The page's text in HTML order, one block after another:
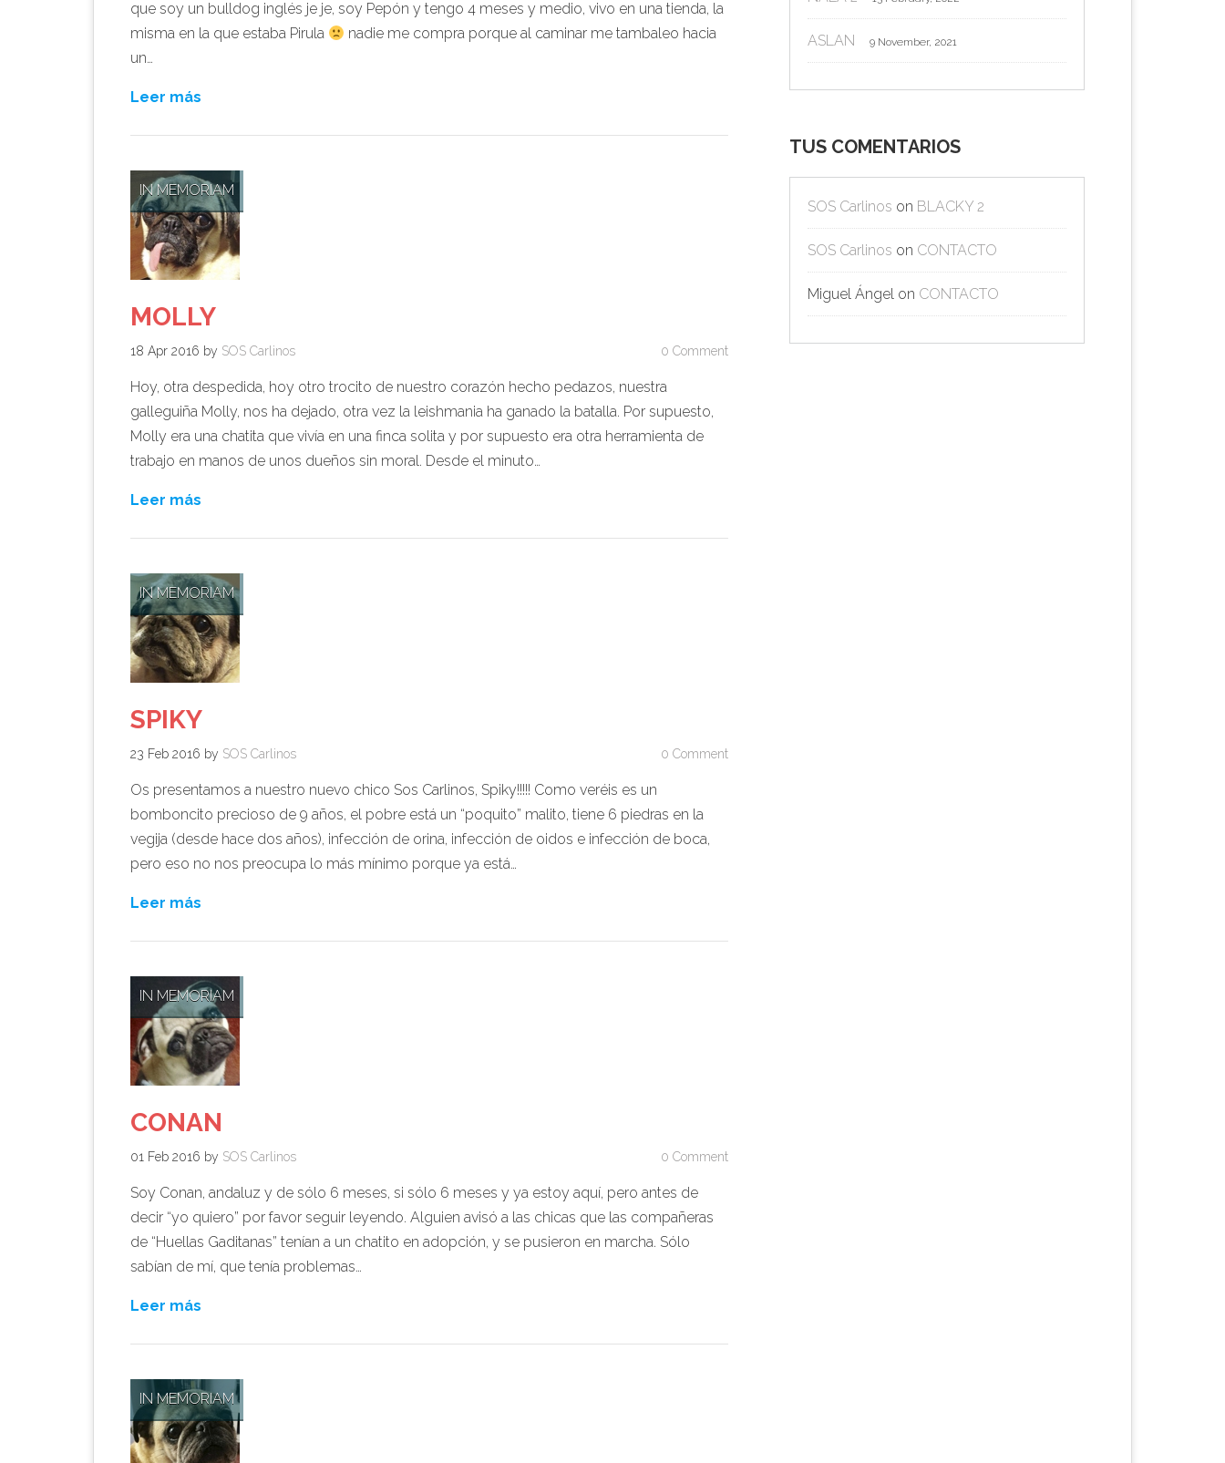
que soy un bulldog inglés je je, soy Pepón y tengo 4 meses y medio, vivo en una tienda, la
misma en la que estaba Pirula
nadie me compra porque al caminar me tambaleo hacia
un…
Leer más
IN MEMORIAM
MOLLY
18 Apr 2016 by SOS Carlinos 0 Comment
Hoy, otra despedida, hoy otro trocito de nuestro corazón hecho pedazos, nuestra
galleguiña Molly, nos ha dejado, otra vez la leishmania ha ganado la batalla. Por supuesto,
Molly era una chatita que vivía en una finca solita y por supuesto era otra herramienta de
trabajo en manos de unos dueños sin moral. Desde el minuto…
Leer más
IN MEMORIAM
SPIKY
23 Feb 2016 by SOS Carlinos 0 Comment
Os presentamos a nuestro nuevo chico Sos Carlinos, Spiky!!!!! Como veréis es un
bomboncito precioso de 9 años, el pobre está un “poquito” malito, tiene 6 piedras en la
vegija (desde hace dos años), infección de orina, infección de oidos e infección de boca,
pero eso no nos preocupa lo más mínimo porque ya está…
Leer más
IN MEMORIAM
CONAN
01 Feb 2016 by SOS Carlinos 0 Comment
Soy Conan, andaluz y de sólo 6 meses, si sólo 6 meses y ya estoy aquí, pero antes de
decir “yo quiero” por favor seguir leyendo. Alguien avisó a las chicas que las compañeras
de “Huellas Gaditanas” tenían a un chatito en adopción, y se pusieron en marcha. Sólo
sabían de mí, que tenía problemas…
Leer más
IN MEMORIAM
ASLAN 9 November, 2021
TUS COMENTARIOS
SOS Carlinos on BLACKY 2
SOS Carlinos on CONTACTO
Miguel Ángelon CONTACTO